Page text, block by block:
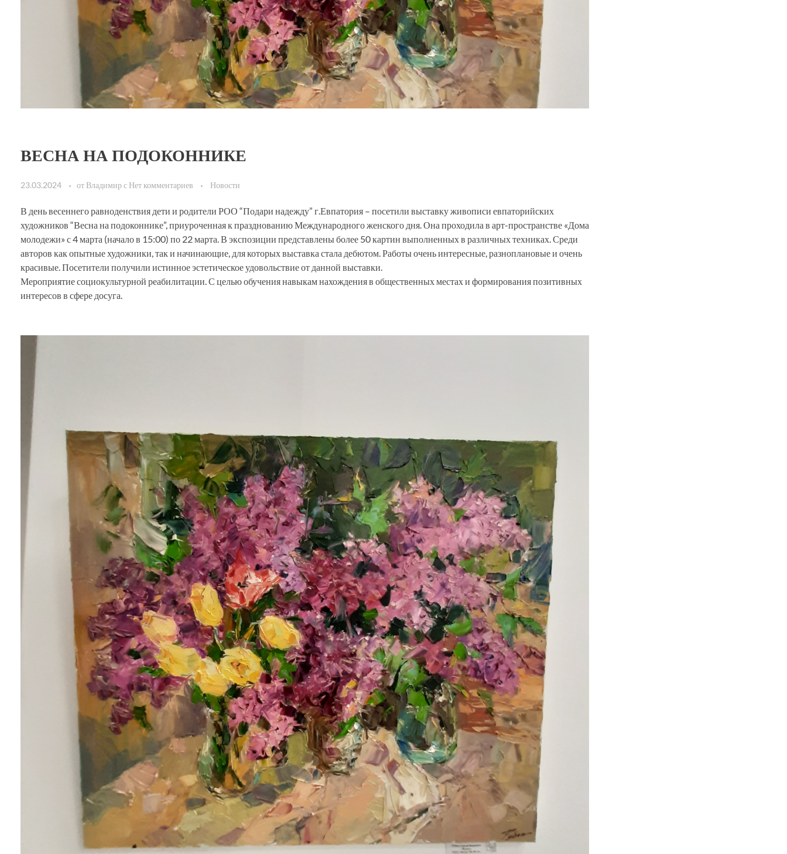
ВЕСНА НА ПОДОКОННИКЕ
23.03.2024 от Владимирс Нет комментариев Новости
В день весеннего равноденствия дети и родители РОО “Подари надежду” г.Евпатория – посетили выставку живописи евпаторийских
художников “Весна на подоконнике”, приуроченная к празднованию Международного женского дня. Она проходила в арт-пространстве «Дома
молодежи» с 4 марта (начало в 15:00) по 22 марта. В экспозиции представлены более 50 картин выполненных в различных техниках. Среди
авторов как опытные художники, так и начинающие, для которых выставка стала дебютом. Работы очень интересные, разноплановые и очень
красивые. Посетители получили истинное эстетическое удовольствие от данной выставки.
Мероприятие социокультурной реабилитации. С целью обучения навыкам нахождения в общественных местах и формирования позитивных
интересов в сфере досуга.